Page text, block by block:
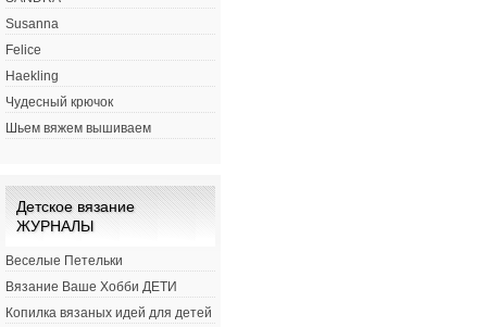
Susanna
Felice
Haekling
Чудесный крючок
Шьем вяжем вышиваем
Детское вязание
ЖУРНАЛЫ
Веселые Петельки
Вязание Ваше Хобби ДЕТИ
Копилка вязаных идей для детей